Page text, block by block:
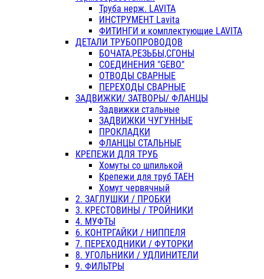
Труба нерж. LAVITA
ИНСТРУМЕНТ Lavita
ФИТИНГИ и комплектующие LAVITA
ДЕТАЛИ ТРУБОПРОВОДОВ
БОЧАТА,РЕЗЬБЫ,СГОНЫ
СОЕДИНЕНИЯ "GEBO"
ОТВОДЫ СВАРНЫЕ
ПЕРЕХОДЫ СВАРНЫЕ
ЗАДВИЖКИ/ ЗАТВОРЫ/ ФЛАНЦЫ
Задвижки стальные
ЗАДВИЖКИ ЧУГУННЫЕ
ПРОКЛАДКИ
ФЛАНЦЫ СТАЛЬНЫЕ
КРЕПЕЖИ ДЛЯ ТРУБ
Хомуты со шпилькой
Крепежи для труб ТАЕН
Хомут червячный
2. ЗАГЛУШКИ / ПРОБКИ
3. КРЕСТОВИНЫ / ТРОЙНИКИ
4. МУФТЫ
6. КОНТРГАЙКИ / НИППЕЛЯ
7. ПЕРЕХОДНИКИ / ФУТОРКИ
8. УГОЛЬНИКИ / УДЛИНИТЕЛИ
9. ФИЛЬТРЫ